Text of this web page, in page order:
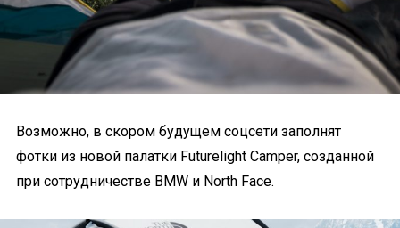
Возможно, в скором будущем соцсети заполнят
фотки из новой палатки Futurelight Camper, созданной
при сотрудничестве BMW и North Face.